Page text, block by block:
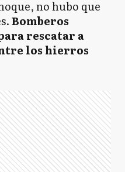
no hubo que
Bomberos
rescatar a
los hierros